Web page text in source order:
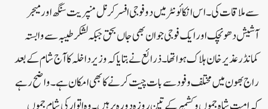
سے ملاقات کی۔اس انکائونٹر میں دو فوجی افسر کرنل منپریت سنگھ اور میجر
آشیش دھونچک اور ایک فوجی جوان بھی جاں بحق جبکہ لشکر طیبہ سے وابستہ
کمانڈر عذیر خان ہلاک ہوا تھا۔ذرائع نے بتایا کہ وزیر داخلہ کا آج شام کے بعد
راج بھون میں مختلف وفود سے بات چیت کرنے کا بھی امکان ہے۔واضح رہے